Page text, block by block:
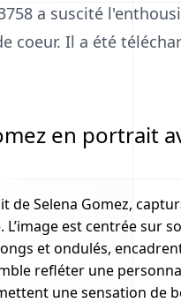
a suscité
coeur. Il a été
en portrait
Selena Gomez,
est centrée sur
et ondulés,
refléter une
une sensation de